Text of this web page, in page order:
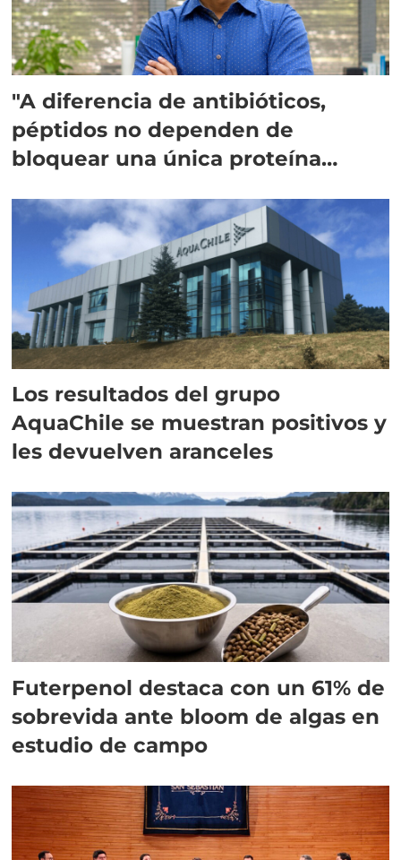
"A diferencia de antibióticos,
péptidos no dependen de
bloquear una única proteína
Los resultados del grupo
AquaChile se muestran positivos y
les devuelven aranceles
Futerpenol destaca con un 61% de
sobrevida ante bloom de algas en
estudio de campo